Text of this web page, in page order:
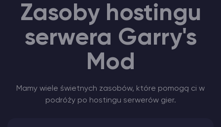
Zasoby hostingu
serwera Garry's
Mod
Mamy wiele świetnych zasobów, które pomogą ci w
podróży po hostingu serwerów gier.